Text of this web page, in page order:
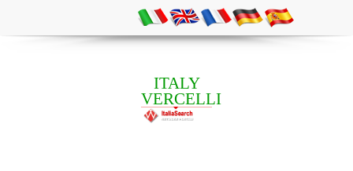
ITALY
VERCELLI